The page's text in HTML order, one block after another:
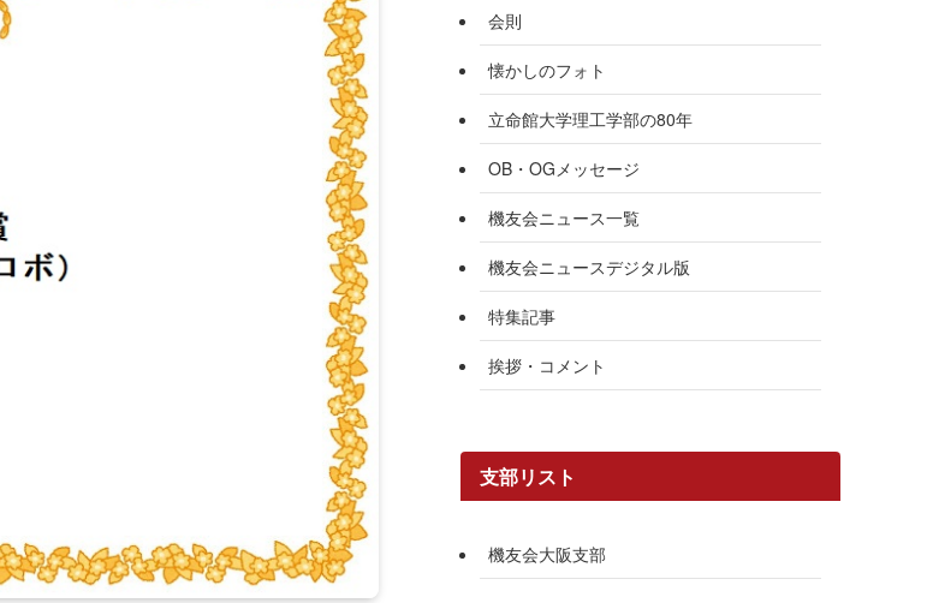
会則
懐かしのフォト
立命館大学理工学部の80年
OB・OGメッセージ
機友会ニュース一覧
機友会ニュースデジタル版
特集記事
挨拶・コメント
支部リスト
機友会大阪支部